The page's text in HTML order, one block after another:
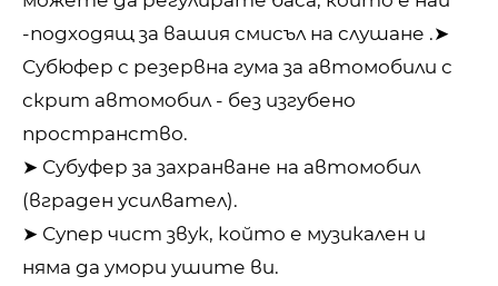
-подходящ за вашия смисъл на слушане .➤
Субюфер с резервна гума за автомобили с
скрит автомобил - без изгубено
пространство.
➤ Субуфер за захранване на автомобил
(вграден усилвател).
➤ Супер чист звук, който е музикален и
няма да умори ушите ви.